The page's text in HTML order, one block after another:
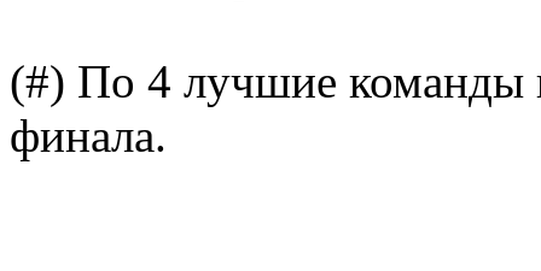
(#) По 4 лучшие команды
финала.